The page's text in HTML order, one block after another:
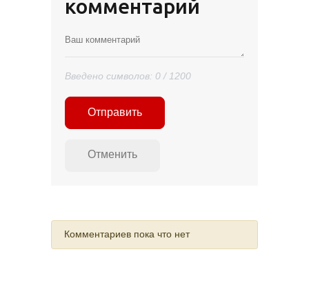
комментарий
Введено символов: 0 / 1200
Комментариев пока что нет